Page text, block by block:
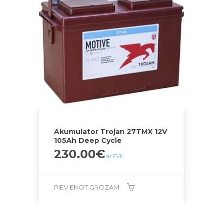
Akumulator Trojan 27TMX 12V
105Ah Deep Cycle
230.00€ ar PVN
PIEVIENOT GROZAM